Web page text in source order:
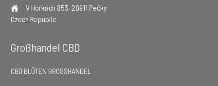
V Horkách 853, 28911 Pečky
Czech Republic
Großhandel CBD
CBD BLÜTEN GROSSHANDEL